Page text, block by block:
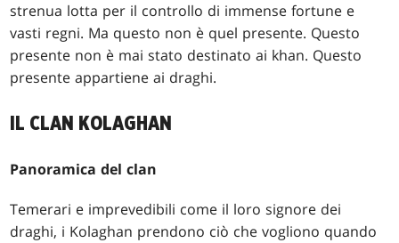
strenua lotta per il controllo di immense fortune e
vasti regni. Ma questo non è quel presente. Questo
presente non è mai stato destinato ai khan. Questo
presente appartiene ai draghi.
IL CLAN KOLAGHAN
Panoramica del clan
Temerari e imprevedibili come il loro signore dei
draghi, i Kolaghan prendono ciò che vogliono quando